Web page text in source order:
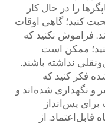
را در حال کار
کنید؛ گاهی اوقات
فراموش نکنید که
ممکن است
نداشته باشند.
فکر کنید که
و نگهداری شده‌اند و
پس‌انداز
قابل‌اعتماد. از